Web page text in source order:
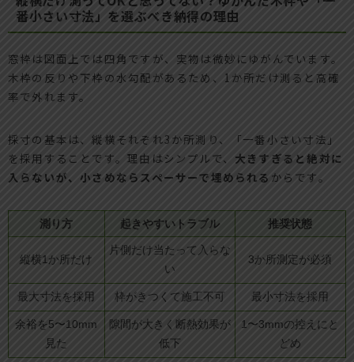
番小さい寸法」を選ぶべき納得の理由
窓枠は図面上では四角ですが、実物は微妙にゆがんでいます。
木枠の反りや下枠の水勾配があるため、1か所だけ測ると高確
率で外れます。
採寸の基本は、縦横それぞれ3か所測り、「一番小さい寸法」
を採用することです。理由はシンプルで、 大きすぎると絶対に
入らないが、小さめならスペーサーで埋められる からです。
測り方 起きやすいトラブル 推奨状態
縦横1か所だけ
片側だけ当たって入らな
い
3か所測定が必須
最大寸法を採用 枠がきつくて施工不可 最小寸法を採用
余裕を5〜10mm
見た
隙間が大きく断熱効果が
低下
1〜3mmの控えにと
どめ